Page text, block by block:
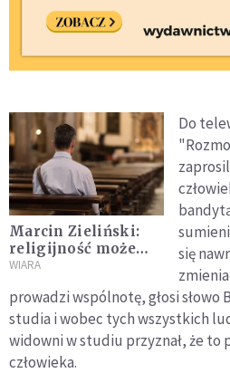
Marcin Zieliński:
religijność może
zabijać
WIARA
Do
się
prowadzi wspólnotę, głosi słowo
studia i wobec tych wszystkich
widowni w studiu przyznał, że to
człowieka.